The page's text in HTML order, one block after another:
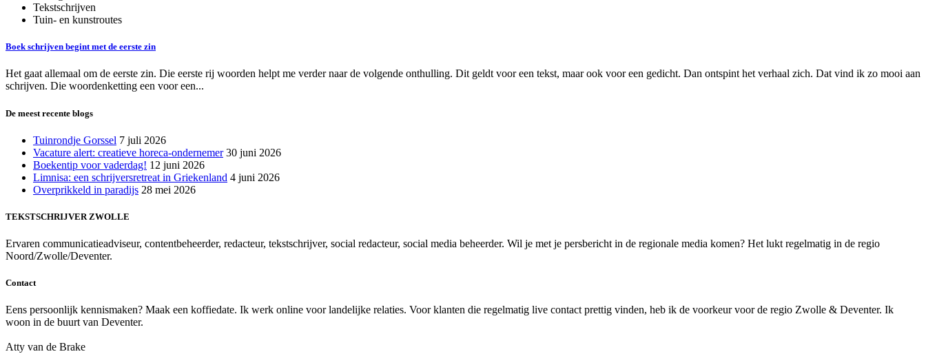
Tekstschrijven
Tuin- en kunstroutes
Boek schrijven begint met de eerste zin
Het gaat allemaal om de eerste zin. Die eerste rij woorden helpt me verder naar de volgende onthulling. Dit geldt voor een tekst, maar ook voor een gedicht. Dan ontspint het verhaal zich. Dat vind ik zo mooi aan
schrijven. Die woordenketting een voor een...
De meest recente blogs
Tuinrondje Gorssel 7 juli 2026
Vacature alert: creatieve horeca-ondernemer 30 juni 2026
Boekentip voor vaderdag! 12 juni 2026
Limnisa: een schrijversretreat in Griekenland 4 juni 2026
Overprikkeld in paradijs 28 mei 2026
TEKSTSCHRIJVER ZWOLLE
Ervaren communicatieadviseur, contentbeheerder, redacteur, tekstschrijver, social redacteur, social media beheerder. Wil je met je persbericht in de regionale media komen? Het lukt regelmatig in de regio
Noord/Zwolle/Deventer.
Contact
Eens persoonlijk kennismaken? Maak een koffiedate. Ik werk online voor landelijke relaties. Voor klanten die regelmatig live contact prettig vinden, heb ik de voorkeur voor de regio Zwolle & Deventer. Ik
woon in de buurt van Deventer.
Atty van de Brake